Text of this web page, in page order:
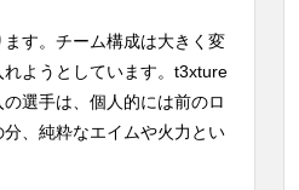
す。チーム構成は大きく変
ようとしています。t3xture
選手は、個人的には前のロ
、純粋なエイムや火力とい